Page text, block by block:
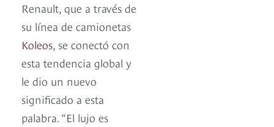
Renault, que a través de
su línea de camionetas
Koleos, se conectó con
esta tendencia global y
le dio un nuevo
significado a esta
palabra. “El lujo es